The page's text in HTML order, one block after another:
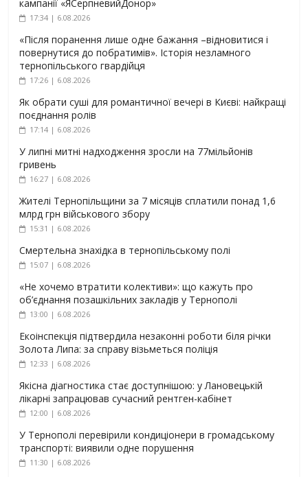
кампанії «ЯСерпневийДонор»
17:34 | 6.08.2026
«Після поранення лише одне бажання –відновитися і
повернутися до побратимів». Історія незламного
тернопільського гвардійця
17:26 | 6.08.2026
Як обрати суші для романтичної вечері в Києві: найкращі
поєднання ролів
17:14 | 6.08.2026
У липні митні надходження зросли на 77мільйонів
гривень
16:27 | 6.08.2026
Жителі Тернопільщини за 7 місяців сплатили понад 1,6
млрд грн військового збору
15:31 | 6.08.2026
Смертельна знахідка в тернопільському полі
15:07 | 6.08.2026
«Не хочемо втратити колективи»: що кажуть про
об’єднання позашкільних закладів у Тернополі
13:00 | 6.08.2026
Екоінспекція підтвердила незаконні роботи біля річки
Золота Липа: за справу візьметься поліція
12:33 | 6.08.2026
Якісна діагностика стає доступнішою: у Лановецькій
лікарні запрацював сучасний рентген-кабінет
12:00 | 6.08.2026
У Тернополі перевірили кондиціонери в громадському
транспорті: виявили одне порушення
11:30 | 6.08.2026